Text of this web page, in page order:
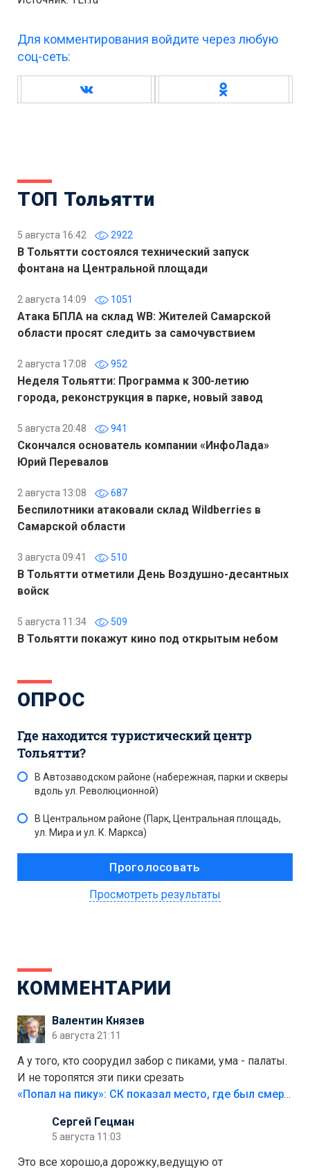
Для комментирования войдите через любую
соц-сеть:
ТОП Тольятти
5 августа 16:42 2922
В Тольятти состоялся технический запуск
фонтана на Центральной площади
2 августа 14:09 1051
Атака БПЛА на склад WB: Жителей Самарской
области просят следить за самочувствием
2 августа 17:08 952
Неделя Тольятти: Программа к 300-летию
города, реконструкция в парке, новый завод
5 августа 20:48 941
Скончался основатель компании «ИнфоЛада»
Юрий Перевалов
2 августа 13:08 687
Беспилотники атаковали склад Wildberries в
Самарской области
3 августа 09:41 510
В Тольятти отметили День Воздушно-десантных
войск
5 августа 11:34 509
В Тольятти покажут кино под открытым небом
ОПРОС
Где находится туристический центр
Тольятти?
В Автозаводском районе (набережная, парки и скверы
вдоль ул. Революционной)
В Центральном районе (Парк, Центральная площадь,
ул. Мира и ул. К. Маркса)
Просмотреть результаты
КОММЕНТАРИИ
Валентин Князев
6 августа 21:11
А у того, кто соорудил забор с пиками, ума - палаты.
И не торопятся эти пики срезать
«Попал на пику»: СК показал место, где был смертельно травмирован ребенок в Тольятти
Сергей Гецман
5 августа 11:03
Это все хорошо,а дорожку,ведущую от